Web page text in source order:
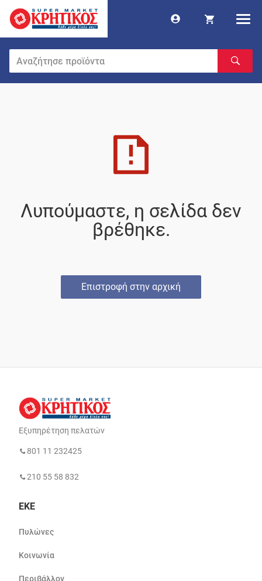
Λυπούμαστε, η σελίδα δεν
βρέθηκε.
Επιστροφή στην αρχική
Εξυπηρέτηση πελατών
801 11 232425
210 55 58 832
ΕΚΕ
Πυλώνες
Κοινωνία
Περιβάλλον